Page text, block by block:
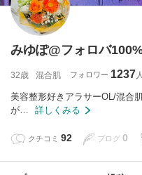
みゆぽ@フォロバ
32歳 混合肌 フォロワー 1237
美容整形好きアラサーOL/混合
が…
詳しくみる
クチコミ 92 ブログ 0